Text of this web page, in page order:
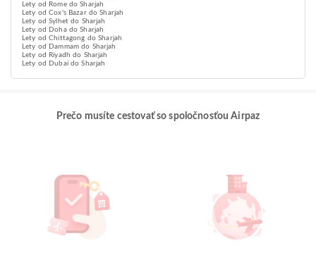
Lety od Rome do Sharjah
Lety od Cox's Bazar do Sharjah
Lety od Sylhet do Sharjah
Lety od Doha do Sharjah
Lety od Chittagong do Sharjah
Lety od Dammam do Sharjah
Lety od Riyadh do Sharjah
Lety od Dubai do Sharjah
Prečo musíte cestovať so spoločnosťou Airpaz